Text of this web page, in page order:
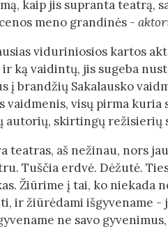
kaip jis supranta teatrą,
meno grandinės -
viduriniosios kartos
ką vaidintų, jis sugeba
į brandžių Sakalausko
vaidmenis, visų pirma
autorių, skirtingų režisierių
teatras, aš nežinau, nors
Tuščia erdvė. Dėžutė.
Žiūrime į tai, ko niekada
ir žiūrėdami išgyvename -
ne savo